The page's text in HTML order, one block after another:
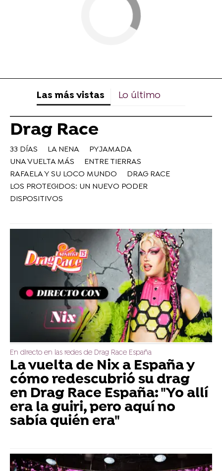
Las más vistas Lo último
Drag Race
33 DÍAS LA NENA
PYJAMADA
UNA VUELTA MÁS
ENTRE TIERRAS
RAFAELA Y SU LOCO MUNDO
DRAG RACE
LOS PROTEGIDOS: UN NUEVO PODER
DISPOSITIVOS
En directo en las redes de Drag Race España
La vuelta de Nix a España y
cómo redescubrió su drag
en Drag Race España: "Yo allí
era la guiri, pero aquí no
sabía quién era"